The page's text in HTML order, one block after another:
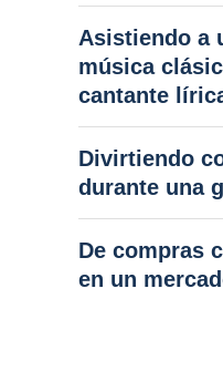
Asistiendo a
música
cantante
Divirtiendo
durante una
De compras
en un